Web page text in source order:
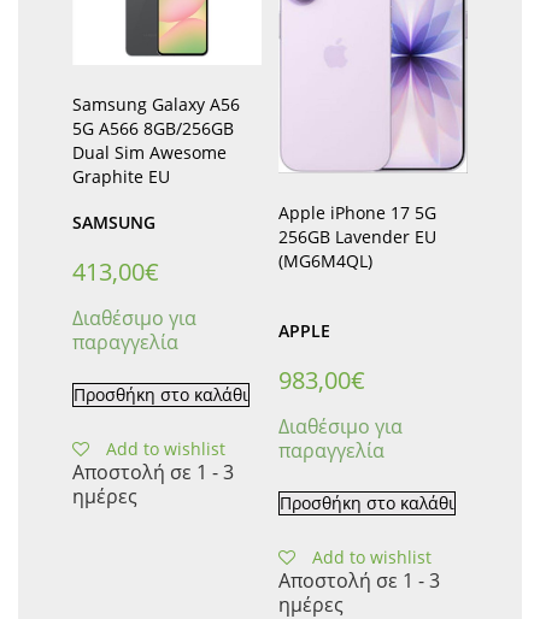
Samsung Galaxy A56
5G A566 8GB/256GB
Dual Sim Awesome
Graphite EU
SAMSUNG
413,00€
Διαθέσιμο για
παραγγελία
Προσθήκη στο καλάθι
Add to wishlist
Αποστολή σε 1 - 3
ημέρες
Apple iPhone 17 5G
256GB Lavender EU
(MG6M4QL)
APPLE
983,00€
Διαθέσιμο για
παραγγελία
Προσθήκη στο καλάθι
Add to wishlist
Αποστολή σε 1 - 3
ημέρες